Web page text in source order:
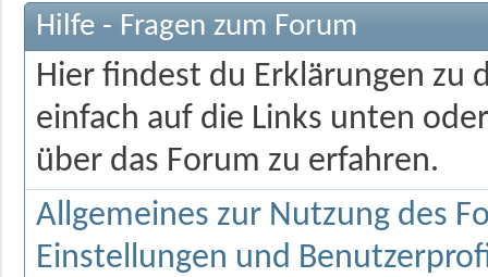
Hilfe - Fragen zum Forum
Hier findest du Erklärungen zu
einfach auf die Links unten
über das Forum zu erfahren.
Allgemeines zur Nutzung des
Einstellungen und